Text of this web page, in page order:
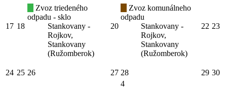
17 18
Zvoz triedeného
odpadu - sklo
Stankovany -
Rojkov,
Stankovany
(Ružomberok)
20
Zvoz komunálneho
odpadu
Stankovany -
Rojkov,
Stankovany
(Ružomberok)
22 23
24 25 26 27 28 29 30
4